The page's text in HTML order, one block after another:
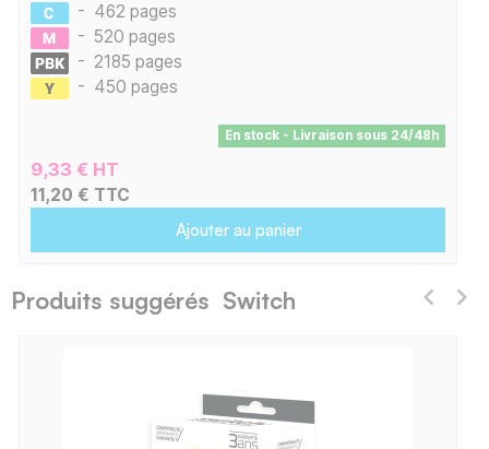
- 462 pages
- 520 pages
- 2185 pages
- 450 pages
En stock - Livraison sous 24/48h
9,33 € HT
11,20 € TTC
Ajouter au panier
Produits suggérés Switch